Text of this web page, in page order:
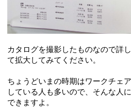
カタログを撮影したものなので詳
て拡大してみてください。
ちょうどいまの時期はワークチェ
している人も多いので、そんな人
できますよ。